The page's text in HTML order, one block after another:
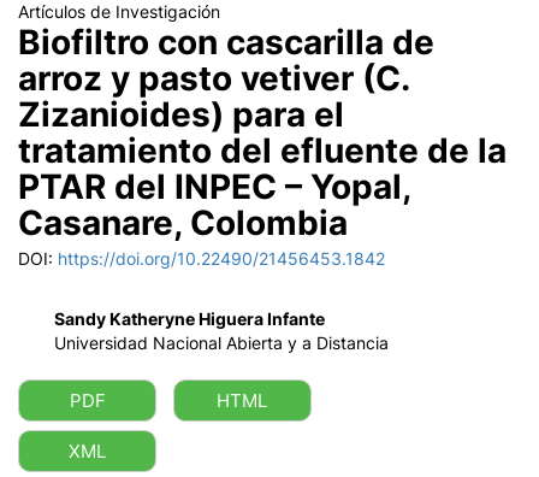
Artículos de Investigación
Biofiltro con cascarilla de
arroz y pasto vetiver (C.
Zizanioides) para el
tratamiento del efluente de la
PTAR del INPEC – Yopal,
Casanare, Colombia
DOI: https://doi.org/10.22490/21456453.1842
Sandy Katheryne Higuera Infante
Universidad Nacional Abierta y a Distancia
PDF HTML
XML